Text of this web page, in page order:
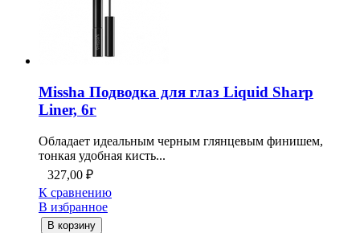
Missha Подводка для глаз Liquid Sharp
Liner, 6г
Обладает идеальным черным глянцевым финишем,
тонкая удобная кисть...
327,00 ₽
К сравнению
В избранное
В корзину